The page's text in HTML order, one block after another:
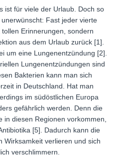
ist für viele der Urlaub. Doch so
Fast jeder vierte
Erinnerungen, sondern
aus dem Urlaub zurück [1].
um eine Lungenentzündung [2].
Lungenentzündungen sind
Bakterien kann man sich
in Deutschland. Hat man
im südöstlichen Europa
gefährlich werden. Denn die
in diesen Regionen vorkommen,
[5]. Dadurch kann die
Wirksamkeit verlieren und sich
verschlimmern.